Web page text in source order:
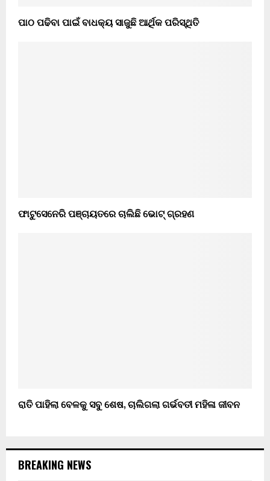
ପାଠ ପଢିବା ପାଇଁ ବାଧକ୍ୟ ସାଜୁଛି ଆର୍ଥିକ ପରିସ୍ଥିତି
ଫାଟୁସେନେରି ପଞ୍ଚାୟତରେ ଚାଲିଛି ଭୋଟ୍ ଗ୍ରହଣ
ରାତି ପାହିଲା ବେଳକୁ ସବୁ ଶେଷ, ଚାଲିଗଲା ଗର୍ଭବତୀ ମହିଳା ଜୀବନ
BREAKING NEWS